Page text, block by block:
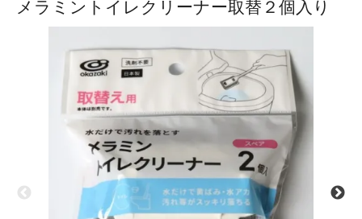
メラミントイレクリーナー取替２個入り